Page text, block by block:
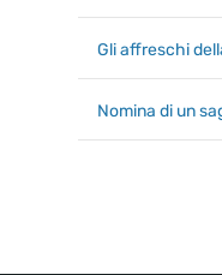
Gli affreschi
Nomina di un